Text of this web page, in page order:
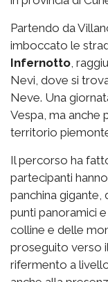
Partendo da
imboccato le
Infernotto ,
Nevi, dove si
Neve. Una
Vespa, ma anche
territorio
Il percorso ha
partecipanti
panchina gigante,
punti panoramici
colline e delle
proseguito verso il
rifermento a